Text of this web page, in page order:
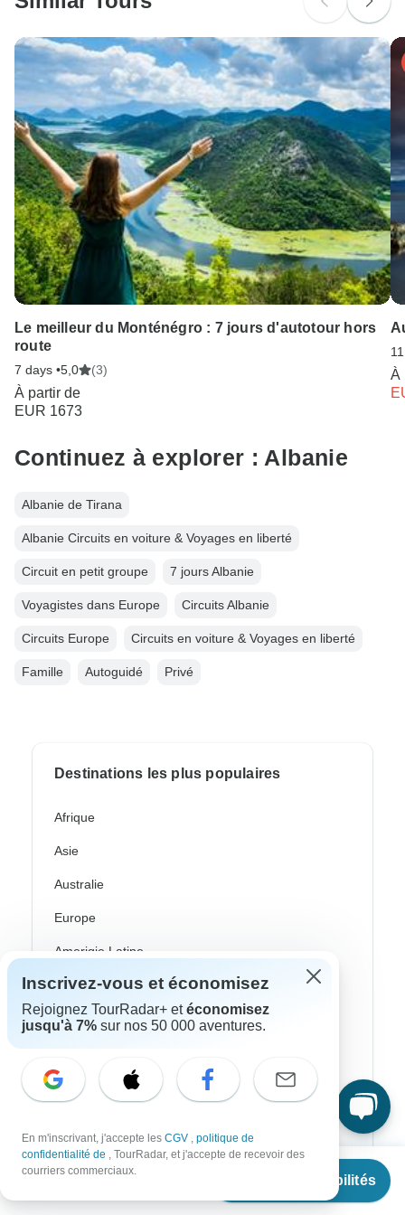
À partir de
Voir les disponibilités
Le meilleur du Monténégro : 7 jours d'autotour hors
route
7 days •5,0 (3)
À partir de
EUR 1673
À
Continuez à explorer : Albanie
Albanie de Tirana
Albanie Circuits en voiture & Voyages en liberté
Circuit en petit groupe 7 jours Albanie
Voyagistes dans Europe Circuits Albanie
Circuits Europe Circuits en voiture & Voyages en liberté
Famille Autoguidé Privé
Destinations les plus populaires
Afrique
Asie
Australie
Europe
Ameriqie Latine
Amérique du Sud
Égypte
Afrique Du Sud
Chine
Inde
Inscrivez-vous et économisez
Rejoignez TourRadar+ etéconomisez
jusqu'à 7% sur nos 50 000 aventures.
En m'inscrivant, j'accepte les CGV , politique de
confidentialité de , TourRadar, et j'accepte de recevoir des
courriers commerciaux.